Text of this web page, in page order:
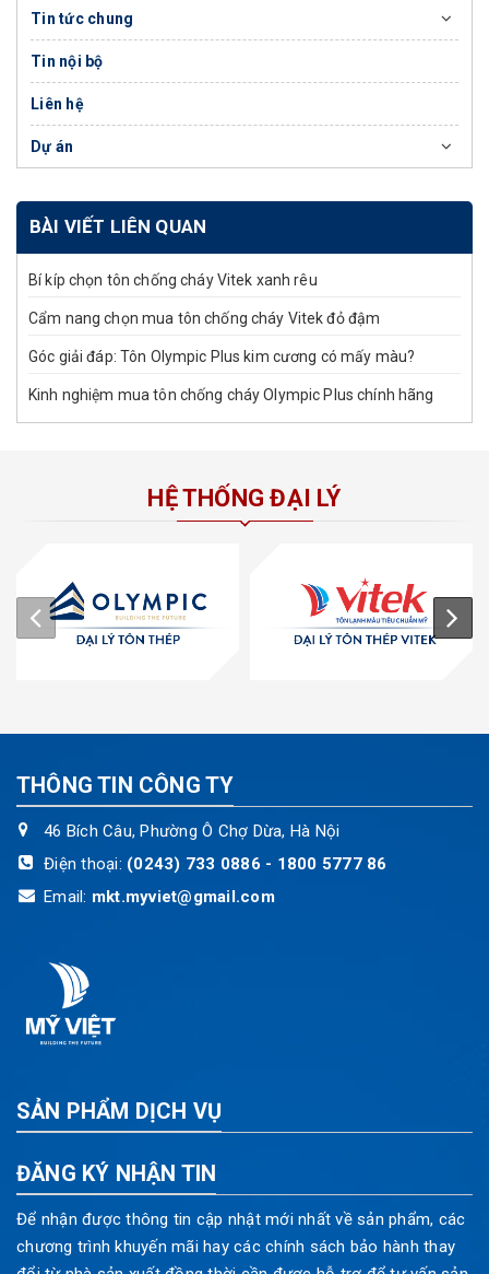
Tin tức chung
Tin nội bộ
Liên hệ
Dự án
BÀI VIẾT LIÊN QUAN
Bí kíp chọn tôn chống cháy Vitek xanh rêu
Cẩm nang chọn mua tôn chống cháy Vitek đỏ đậm
Góc giải đáp: Tôn Olympic Plus kim cương có mấy màu?
Kinh nghiệm mua tôn chống cháy Olympic Plus chính hãng
HỆ THỐNG ĐẠI LÝ
THÔNG TIN CÔNG TY
46 Bích Câu, Phường Ô Chợ Dừa, Hà Nội
Điện thoại: (0243) 733 0886 - 1800 5777 86
Email: mkt.myviet@gmail.com
SẢN PHẨM DỊCH VỤ
ĐĂNG KÝ NHẬN TIN
Để nhận được thông tin cập nhật mới nhất về sản phẩm, các
chương trình khuyến mãi hay các chính sách bảo hành thay